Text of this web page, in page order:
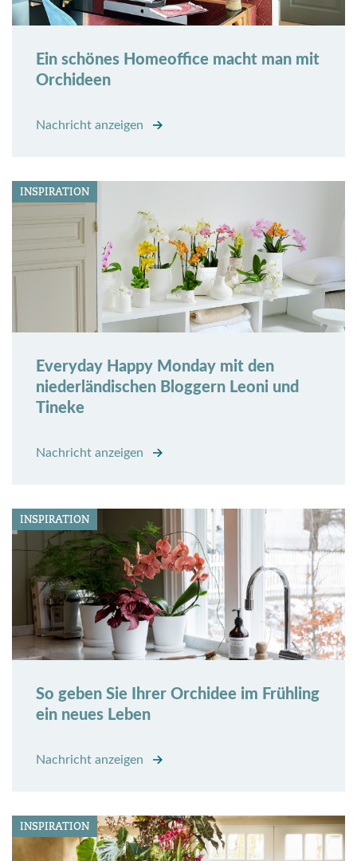
Ein schönes Homeoffice macht man mit
Orchideen
Nachricht anzeigen
INSPIRATION
Everyday Happy Monday mit den
niederländischen Bloggern Leoni und
Tineke
Nachricht anzeigen
INSPIRATION
So geben Sie Ihrer Orchidee im Frühling
ein neues Leben
Nachricht anzeigen
INSPIRATION